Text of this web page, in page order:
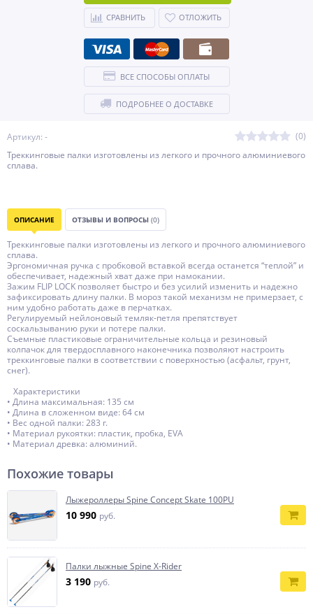
Артикул: -
(0)
Треккинговые палки изготовлены из легкого и прочного алюминиевого
сплава.
СРАВНИТЬ ОТЛОЖИТЬ
ВСЕ СПОСОБЫ ОПЛАТЫ
ПОДРОБНЕЕ О ДОСТАВКЕ
ОПИСАНИЕ ОТЗЫВЫ И ВОПРОСЫ (0)
Треккинговые палки изготовлены из легкого и прочного алюминиевого
сплава.
Эргономичная ручка с пробковой вставкой всегда останется “теплой” и
обеспечивает, надежный хват даже при намокании.
Зажим FLIP LOCK позволяет быстро и без усилий изменить и надежно
зафиксировать длину палки. В мороз такой механизм не примерзает, с
ним удобно работать даже в перчатках.
Регулируемый нейлоновый темляк-петля препятствует
соскальзыванию руки и потере палки.
Съемные пластиковые ограничительные кольца и резиновый
колпачок для твердосплавного наконечника позволяют настроить
треккинговые палки в соответствии с поверхностью (асфальт, грунт,
снег).
⠀Характеристики
• Длина максимальная: 135 см
• Длина в сложенном виде: 64 см
• Вес одной палки: 283 г.
• Материал рукоятки: пластик, пробка, EVA
• Материал древка: алюминий.
Похожие товары
Лыжероллеры Spine Concept Skate 100PU
10 990 руб.
Палки лыжные Spine X-Rider
3 190 руб.